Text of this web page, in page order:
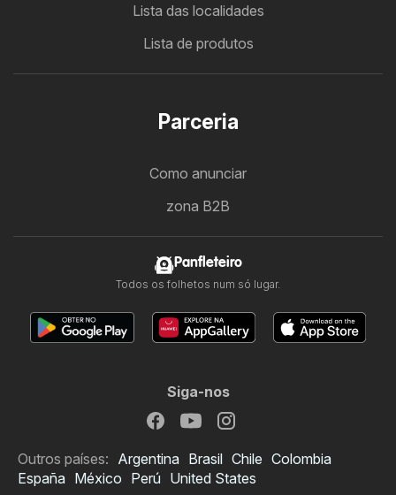
Lista das localidades
Lista de produtos
Parceria
Como anunciar
zona B2B
Panfleteiro
Todos os folhetos num só lugar.
Siga-nos
Outros países: Argentina Brasil Chile Colombia
España México Perú United States